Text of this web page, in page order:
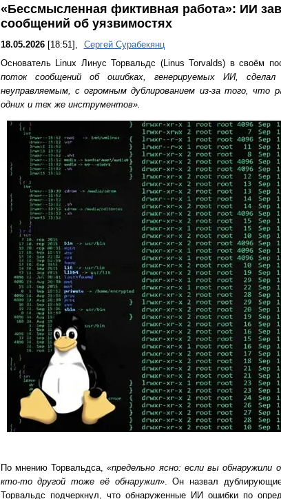
«Бессмысленная фиктивная работа»: ИИ
сообщений об уязвимостях
18.05.2026[18:51],
Сергей Сурабекянц
Основатель Linux Линус Торвальдс (Linus Torvalds) в своём
поток сообщений об ошибках, генерируемых ИИ, сделал
неуправляемым, с огромным дублированием из-за того,
одних и тех же инструментов».
По мнению Торвальдса,«предельно ясно: если вы
кто-то другой тоже её обнаружил». Он назвал
Торвальдс подчеркнул, что обнаруженные ИИ ошибки по